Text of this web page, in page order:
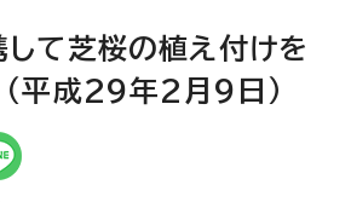
て芝桜の植え付けを
平成29年2月9日）